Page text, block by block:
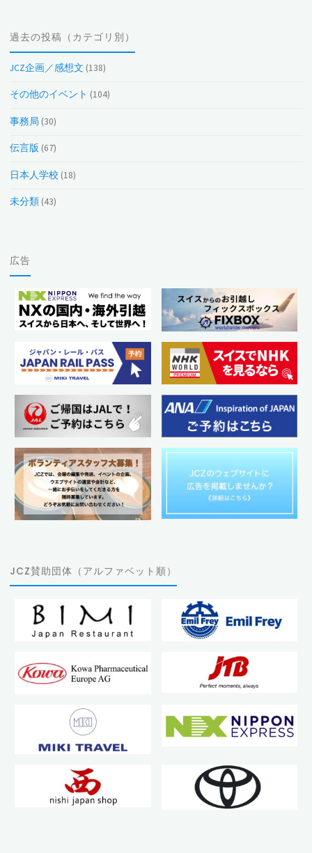
稿
（月
別）
過去の投稿（カテゴリ別）
JCZ企画／感想文 (138)
その他のイベント (104)
事務局 (30)
伝言版(67)
日本人学校 (18)
未分類(43)
広告
JCZ賛助団体（アルファベット順）